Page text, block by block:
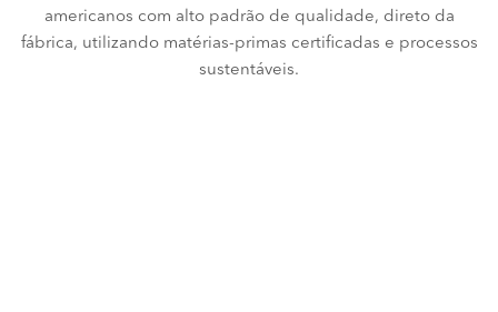
americanos com alto padrão de qualidade, direto da
fábrica, utilizando matérias-primas certificadas e processos
sustentáveis.